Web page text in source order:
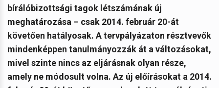
bírálóbizottsági tagok létszámának új
meghatározása – csak 2014. február 20-át
követően hatályosak. A tervpályázaton résztvevők
mindenképpen tanulmányozzák át a változásokat,
mivel szinte nincs az eljárásnak olyan része,
amely ne módosult volna. Az új előírásokat a 2014.